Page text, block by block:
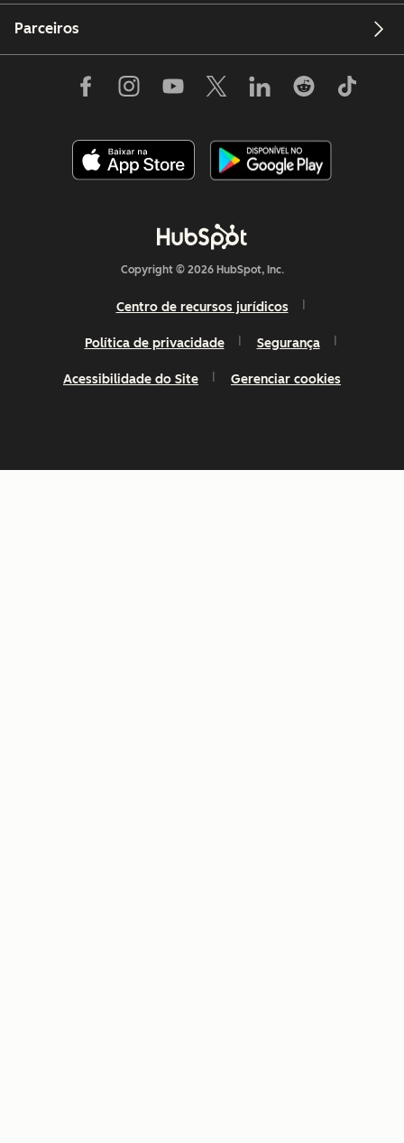
Parceiros
Copyright © 2026 HubSpot, Inc.
Centro de recursos jurídicos
Política de privacidade Segurança
Acessibilidade do Site Gerenciar cookies